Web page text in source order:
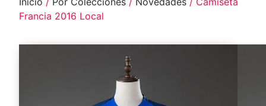
Francia 2016 Local